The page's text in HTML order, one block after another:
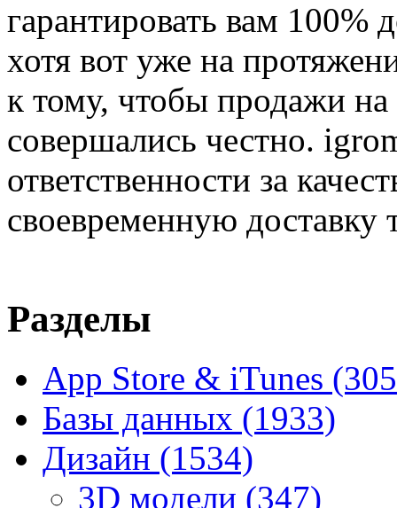
гарантировать вам 100%
хотя вот уже на
к тому, чтобы продажи
совершались честно.
ответственности за
своевременную доставку
Разделы
App Store & iTunes
Базы данных (1933)
Дизайн (1534)
3D модели (347)